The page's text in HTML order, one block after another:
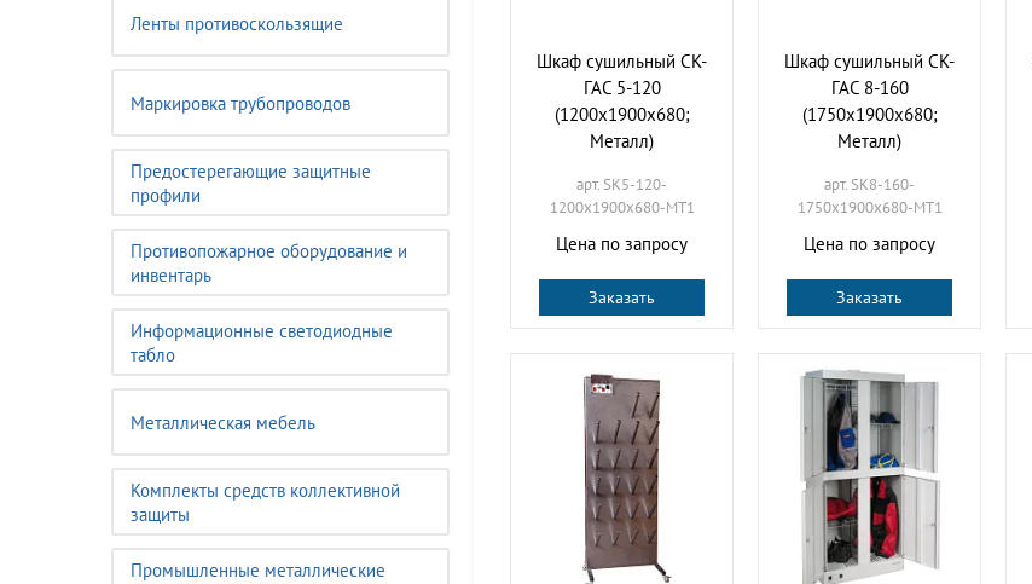
Ленты противоскользящие
Маркировка трубопроводов
Предостерегающие защитные
профили
Противопожарное оборудование и
инвентарь
Информационные светодиодные
табло
Металлическая мебель
Комплекты средств коллективной
защиты
Промышленные металлические
Шкаф сушильный СК-
ГАС 5-120
(1200х1900х680;
Металл)
арт. SK5-120-
1200х1900х680-МТ1
Цена по запросу
Заказать
Шкаф сушильный СК-
ГАС 8-160
(1750х1900х680;
Металл)
арт. SK8-160-
1750х1900х680-МТ1
Цена по запросу
Заказать